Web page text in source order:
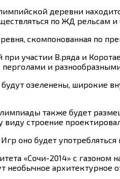
деревни
по ЖД рельсам и
скомпонованная по
при участии В.ряда и
и
озеленены, широкие
также будет
виду строение
оно будет
«Сочи-2014» с
необычное архитектурное